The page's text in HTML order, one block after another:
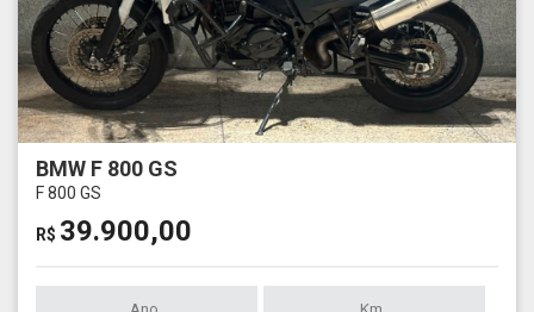
BMW F 800 GS
F 800 GS
R$ 39.900,00